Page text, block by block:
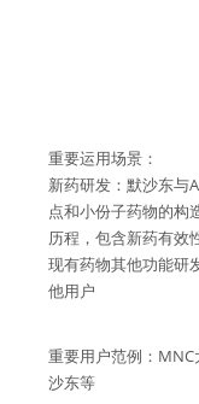
重要运用场景：
新药研发：默沙东与
点和小份子药物的构
历程，包含新药有效
现有药物其他功能研
他用户
重要用户范例：
沙东等